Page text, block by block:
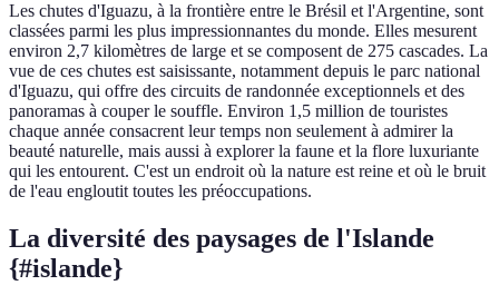
Les chutes d'Iguazu, à la frontière entre le Brésil et l'Argentine, sont
classées parmi les plus impressionnantes du monde. Elles mesurent
environ 2,7 kilomètres de large et se composent de 275 cascades. La
vue de ces chutes est saisissante, notamment depuis le parc national
d'Iguazu, qui offre des circuits de randonnée exceptionnels et des
panoramas à couper le souffle. Environ 1,5 million de touristes
chaque année consacrent leur temps non seulement à admirer la
beauté naturelle, mais aussi à explorer la faune et la flore luxuriante
qui les entourent. C'est un endroit où la nature est reine et où le bruit
de l'eau engloutit toutes les préoccupations.
La diversité des paysages de l'Islande
{#islande}